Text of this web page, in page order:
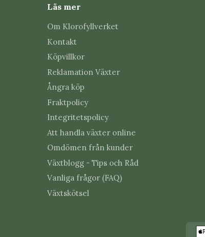
Läs mer
Om Klorofyllverket
Kontakt
Köpvillkor
Reklamation Växter
Ångra köp
Fraktpolicy
Integritetspolicy
Att handla växter online
Omdömen från kunder
Växtblogg - Tips och Råd
Vanliga frågor (FAQ)
Växtskötsel